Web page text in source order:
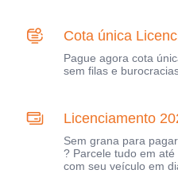
Cota única
Pague agora cota
sem filas e
Licenciamento
Sem grana para
? Parcele tudo em
com seu veículo em